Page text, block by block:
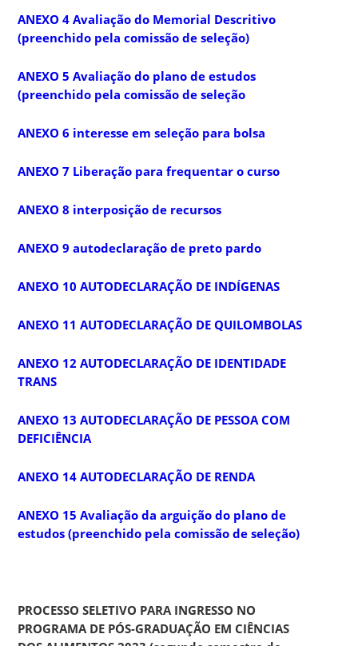
ANEXO 4 Avaliação do Memorial Descritivo
(preenchido pela comissão de seleção)
ANEXO 5 Avaliação do plano de estudos
(preenchido pela comissão de seleção
ANEXO 6 interesse em seleção para bolsa
ANEXO 7 Liberação para frequentar o curso
ANEXO 8 interposição de recursos
ANEXO 9 autodeclaração de preto pardo
ANEXO 10 AUTODECLARAÇÃO DE INDÍGENAS
ANEXO 11 AUTODECLARAÇÃO DE QUILOMBOLAS
ANEXO 12 AUTODECLARAÇÃO DE IDENTIDADE
TRANS
ANEXO 13 AUTODECLARAÇÃO DE PESSOA COM
DEFICIÊNCIA
ANEXO 14 AUTODECLARAÇÃO DE RENDA
ANEXO 15 Avaliação da arguição do plano de
estudos (preenchido pela comissão de seleção)
PROCESSO SELETIVO PARA INGRESSO NO
PROGRAMA DE PÓS-GRADUAÇÃO EM CIÊNCIAS